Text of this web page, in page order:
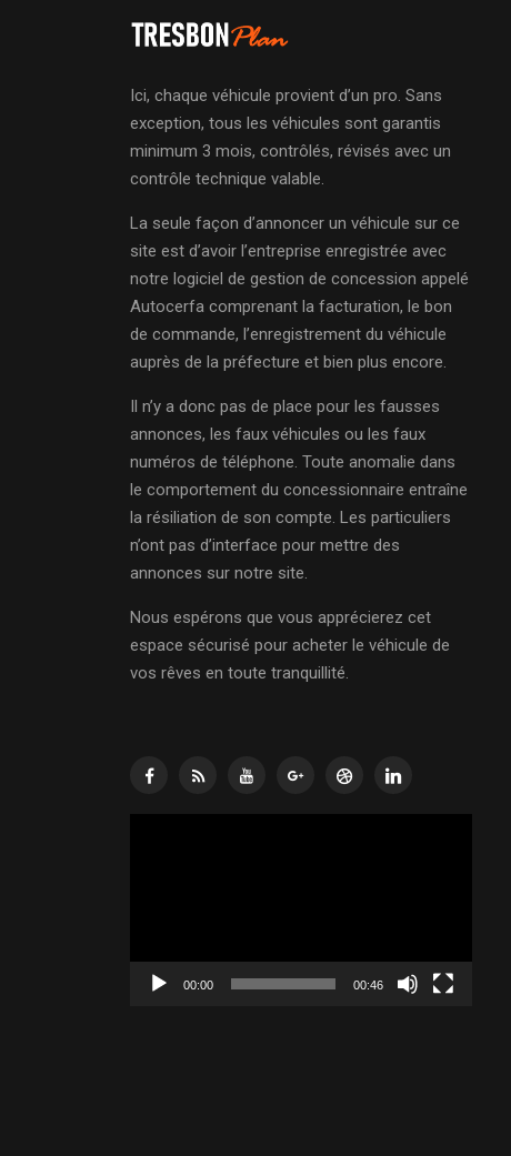
Ici, chaque véhicule provient d’un pro. Sans
exception, tous les véhicules sont garantis
minimum 3 mois, contrôlés, révisés avec un
contrôle technique valable.
La seule façon d’annoncer un véhicule sur ce
site est d’avoir l’entreprise enregistrée avec
notre logiciel de gestion de concession appelé
Autocerfa comprenant la facturation, le bon
de commande, l’enregistrement du véhicule
auprès de la préfecture et bien plus encore.
Il n’y a donc pas de place pour les fausses
annonces, les faux véhicules ou les faux
numéros de téléphone. Toute anomalie dans
le comportement du concessionnaire entraîne
la résiliation de son compte. Les particuliers
n’ont pas d’interface pour mettre des
annonces sur notre site.
Nous espérons que vous apprécierez cet
espace sécurisé pour acheter le véhicule de
vos rêves en toute tranquillité.
00:00 00:46